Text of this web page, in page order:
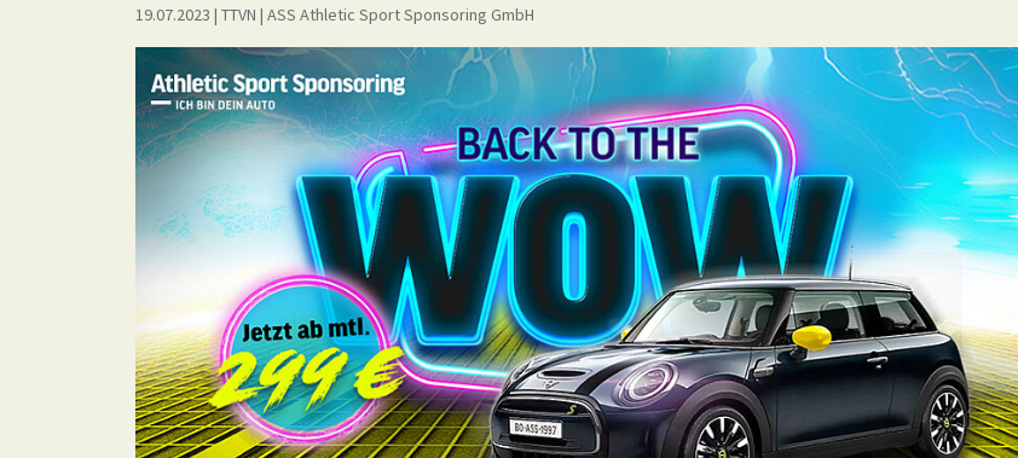
19.07.2023 | TTVN | ASS Athletic Sport Sponsoring GmbH